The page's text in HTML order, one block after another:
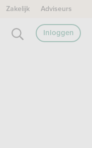
Zakelijk Adviseurs
Inloggen